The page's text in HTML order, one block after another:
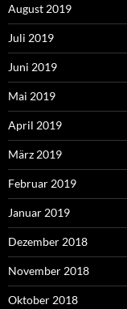
August 2019
Juli 2019
Juni 2019
Mai 2019
April 2019
März 2019
Februar 2019
Januar 2019
Dezember 2018
November 2018
Oktober 2018